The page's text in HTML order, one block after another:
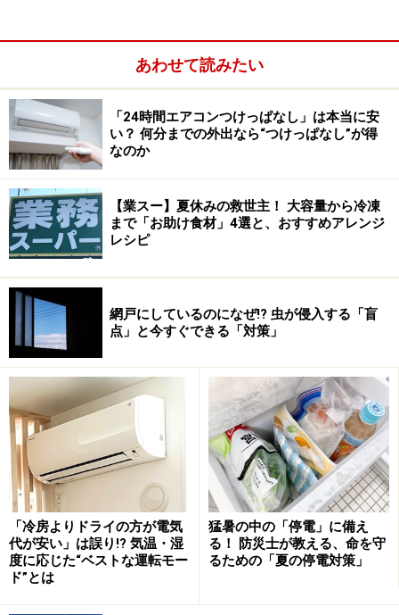
ゴキブリの生態
暗く湿った場所、暖かく狭い場所などを好みます。巣を
持ち、普段は幼虫、成虫とも、暗くて狭い巣でじっとし
ています。
人間が食べる物なら何でも食べ、他に紙、髪の毛、動物
の餌や糞など、食べない物を探した方が早いくらい、本
当に何でも食べます。特に好物は、ビール、玉ねぎ。
生命力は非常に強く、水１滴であれば２週間以上生きる
といわれています。熱帯性の昆虫で、気温が１８度以上
になると活動しはじめ、３０度以上になると盛んに飛ぶ
あわせて読みたい
「24時間エアコンつけっぱなし」は本当に安
い？ 何分までの外出なら“つけっぱなし”が得
なのか
【業スー】夏休みの救世主！ 大容量から冷凍
まで「お助け食材」4選と、おすすめアレンジ
レシピ
網戸にしているのになぜ!? 虫が侵入する「盲
点」と今すぐできる「対策」
「冷房よりドライの方が電気
代が安い」は誤り!? 気温・湿
度に応じた“ベストな運転モー
ド”とは
猛暑の中の「停電」に備え
る！ 防災士が教える、命を守
るための「夏の停電対策」